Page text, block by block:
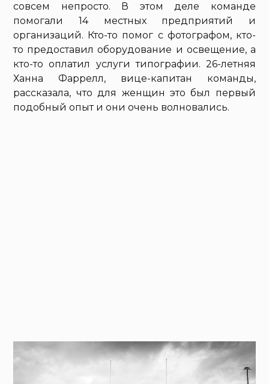
совсем непросто. В этом деле команде
помогали 14 местных предприятий и
организаций. Кто-то помог с фотографом, кто-
то предоставил оборудование и освещение, а
кто-то оплатил услуги типографии. 26-летняя
Ханна Фаррелл, вице-капитан команды,
рассказала, что для женщин это был первый
подобный опыт и они очень волновались.